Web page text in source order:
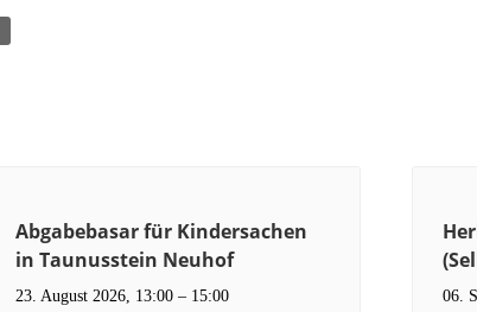
Abgabebasar für Kindersachen
in Taunusstein Neuhof
23. August 2026, 13:00 – 15:00 06.